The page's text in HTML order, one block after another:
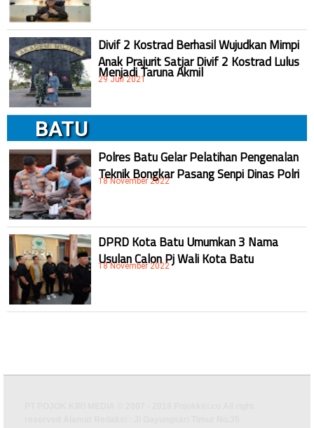
Divif 2 Kostrad Berhasil Wujudkan Mimpi
Anak Prajurit Satjar Divif 2 Kostrad Lulus
Menjadi Taruna Akmil
29 Juli 2021
BATU
Polres Batu Gelar Pelatihan Pengenalan
Teknik Bongkar Pasang Senpi Dinas Polri
18 November 2022
DPRD Kota Batu Umumkan 3 Nama
Usulan Calon Pj Wali Kota Batu
18 November 2022